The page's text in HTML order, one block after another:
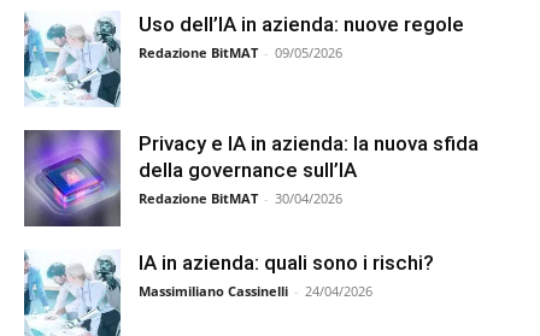
Uso dell’IA in azienda: nuove regole
Redazione BitMAT - 09/05/2026
Privacy e IA in azienda: la nuova sfida
della governance sull’IA
Redazione BitMAT - 30/04/2026
IA in azienda: quali sono i rischi?
Massimiliano Cassinelli - 24/04/2026